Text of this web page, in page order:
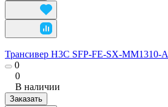
Трансивер H3C SFP-FE-SX-MM1310-A
0
0
В наличии
Заказать